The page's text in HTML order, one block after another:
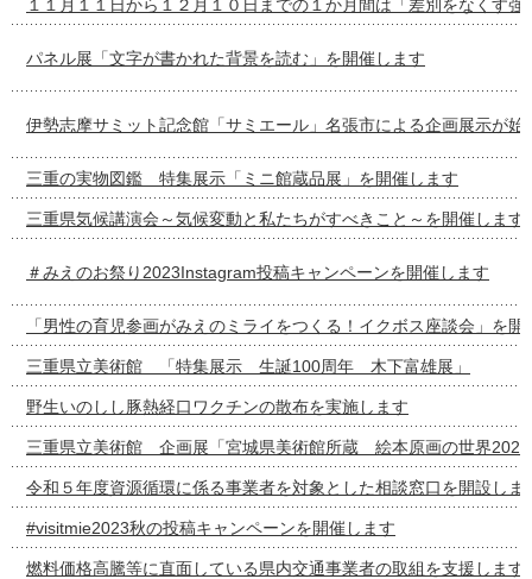
１１月１１日から１２月１０日までの１か月間は「差別をなくす強
パネル展「文字が書かれた背景を読む」を開催します
伊勢志摩サミット記念館「サミエール」名張市による企画展示が始
三重の実物図鑑 特集展示「ミニ館蔵品展」を開催します
三重県気候講演会～気候変動と私たちがすべきこと～を開催します
＃みえのお祭り2023Instagram投稿キャンペーンを開催します
「男性の育児参画がみえのミライをつくる！イクボス座談会」を開
三重県立美術館 「特集展示 生誕100周年 木下富雄展」
野生いのしし豚熱経口ワクチンの散布を実施します
三重県立美術館 企画展「宮城県美術館所蔵 絵本原画の世界
令和５年度資源循環に係る事業者を対象とした相談窓口を開設しま
#visitmie2023秋の投稿キャンペーンを開催します
燃料価格高騰等に直面している県内交通事業者の取組を支援します